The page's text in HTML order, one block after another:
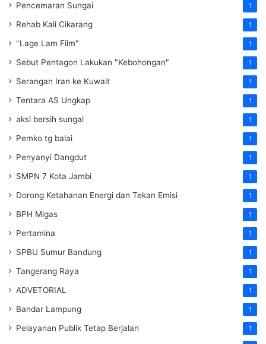
Pencemaran Sungai 1
Rehab Kali Cikarang 1
"Lage Lam Film" 1
Sebut Pentagon Lakukan "Kebohongan" 1
Serangan Iran ke Kuwait 1
Tentara AS Ungkap 1
aksi bersih sungai 1
Pemko tg balai 1
Penyanyi Dangdut 1
SMPN 7 Kota Jambi 1
Dorong Ketahanan Energi dan Tekan Emisi 1
BPH Migas 1
Pertamina 1
SPBU Sumur Bandung 1
Tangerang Raya 1
ADVETORIAL 1
Bandar Lampung 1
Pelayanan Publik Tetap Berjalan 1